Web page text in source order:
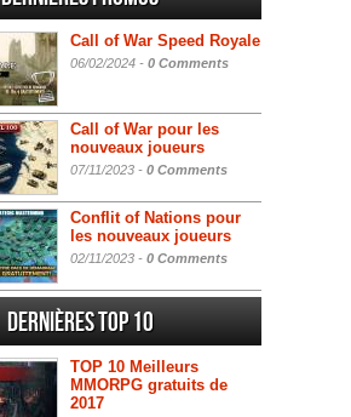
Call of War Speed Royale
06/02/2024 - 0 Comments
Call of War pour les
nouveaux joueurs
07/11/2023 - 0 Comments
Conflit of Nations pour
les nouveaux joueurs
02/11/2023 - 0 Comments
Dernières Top 10
TOP 10 Meilleurs
MMORPG gratuits de
2017